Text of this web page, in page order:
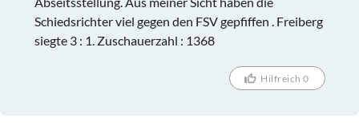
Schiedsrichter viel gegen den FSV gepfiffen . Freiberg
siegte 3 : 1. Zuschauerzahl : 1368
Hilfreich 0